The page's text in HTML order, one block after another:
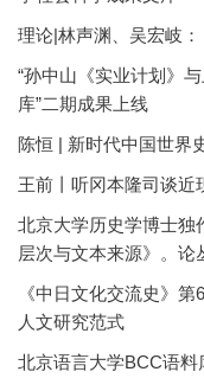
理论|林声渊、吴宏岐
“孙中山《实业计划》
库”二期成果上线
陈恒 | 新时代中国世界
王前丨听冈本隆司谈近
北京大学历史学博士独
层次与文本来源》。论
《中日文化交流史》
人文研究范式
北京语言大学BCC语料